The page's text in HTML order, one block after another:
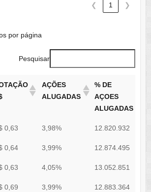
❮ 1 ❯
por página
Pesquisar
AÇÕES
ALUGADAS
% DE
AÇOES
ALUGADAS
AÇÕES
% DE
ALUGADAS
0,63 3,98% 12.820.932
0,64 3,99% 12.874.495
0,63 4,05% 13.052.851
0,69 3,99% 12.883.364